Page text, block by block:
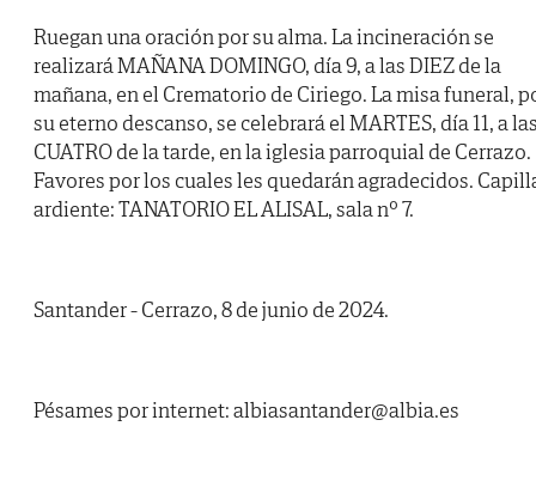
Ruegan una oración por su alma. La incineración se
realizará MAÑANA DOMINGO, día 9, a las DIEZ de la
mañana, en el Crematorio de Ciriego. La misa funeral,
su eterno descanso, se celebrará el MARTES, día 11, a
CUATRO de la tarde, en la iglesia parroquial de Cerrazo.
Favores por los cuales les quedarán agradecidos.
ardiente: TANATORIO EL ALISAL, sala nº 7.
Santander - Cerrazo, 8 de junio de 2024.
Pésames por internet: albiasantander@albia.es